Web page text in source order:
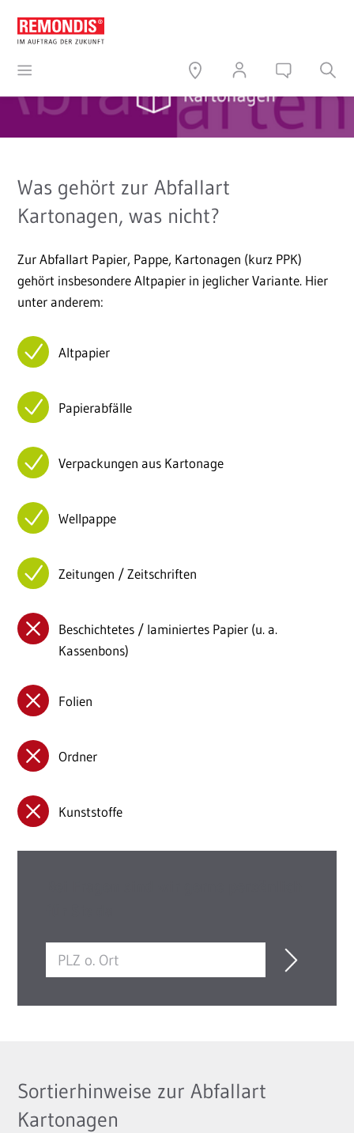
Was gehört zur Abfallart
Kartonagen, was nicht?
Zur Abfallart Papier, Pappe, Kartonagen (kurz PPK)
gehört insbesondere Altpapier in jeglicher Variante. Hier
unter anderem:
Altpapier
Papierabfälle
Verpackungen aus Kartonage
Wellpappe
Zeitungen / Zeitschriften
Beschichtetes / laminiertes Papier (u. a.
Kassenbons)
Folien
Ordner
Kunststoffe
Sortierhinweise zur Abfallart
Kartonagen